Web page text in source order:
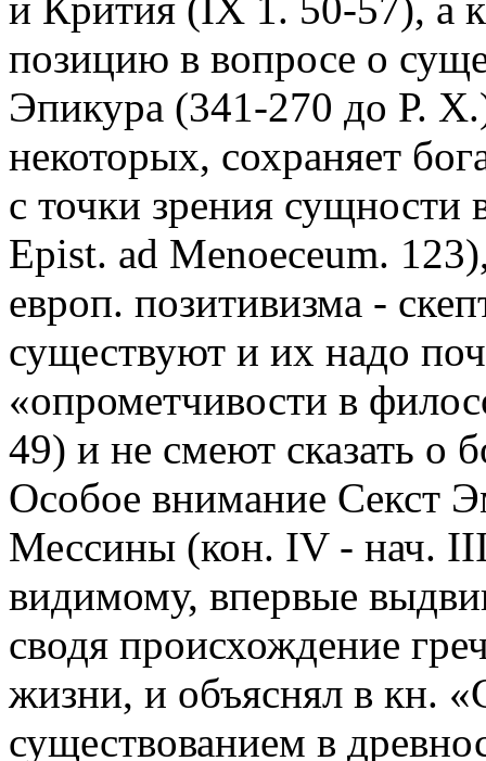
и Крития (IX 1. 50-57), а
позицию в вопросе о
Эпикура (341-270 до Р.
некоторых, сохраняет
с точки зрения
Epist. ad Menoeceum.
европ. позитивизма -
существуют и их надо
«опрометчивости в
49) и не смеют сказать о
Особое внимание Секст
Мессины (кон. IV - нач.
видимому, впервые
сводя происхождение
жизни, и объяснял в кн.
существованием в